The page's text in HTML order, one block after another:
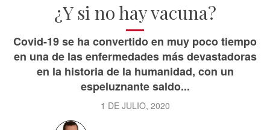
¿Y si no hay vacuna?
Covid-19 se ha convertido en muy poco tiempo
en una de las enfermedades más devastadoras
en la historia de la humanidad, con un
espeluznante saldo...
1 DE JULIO, 2020